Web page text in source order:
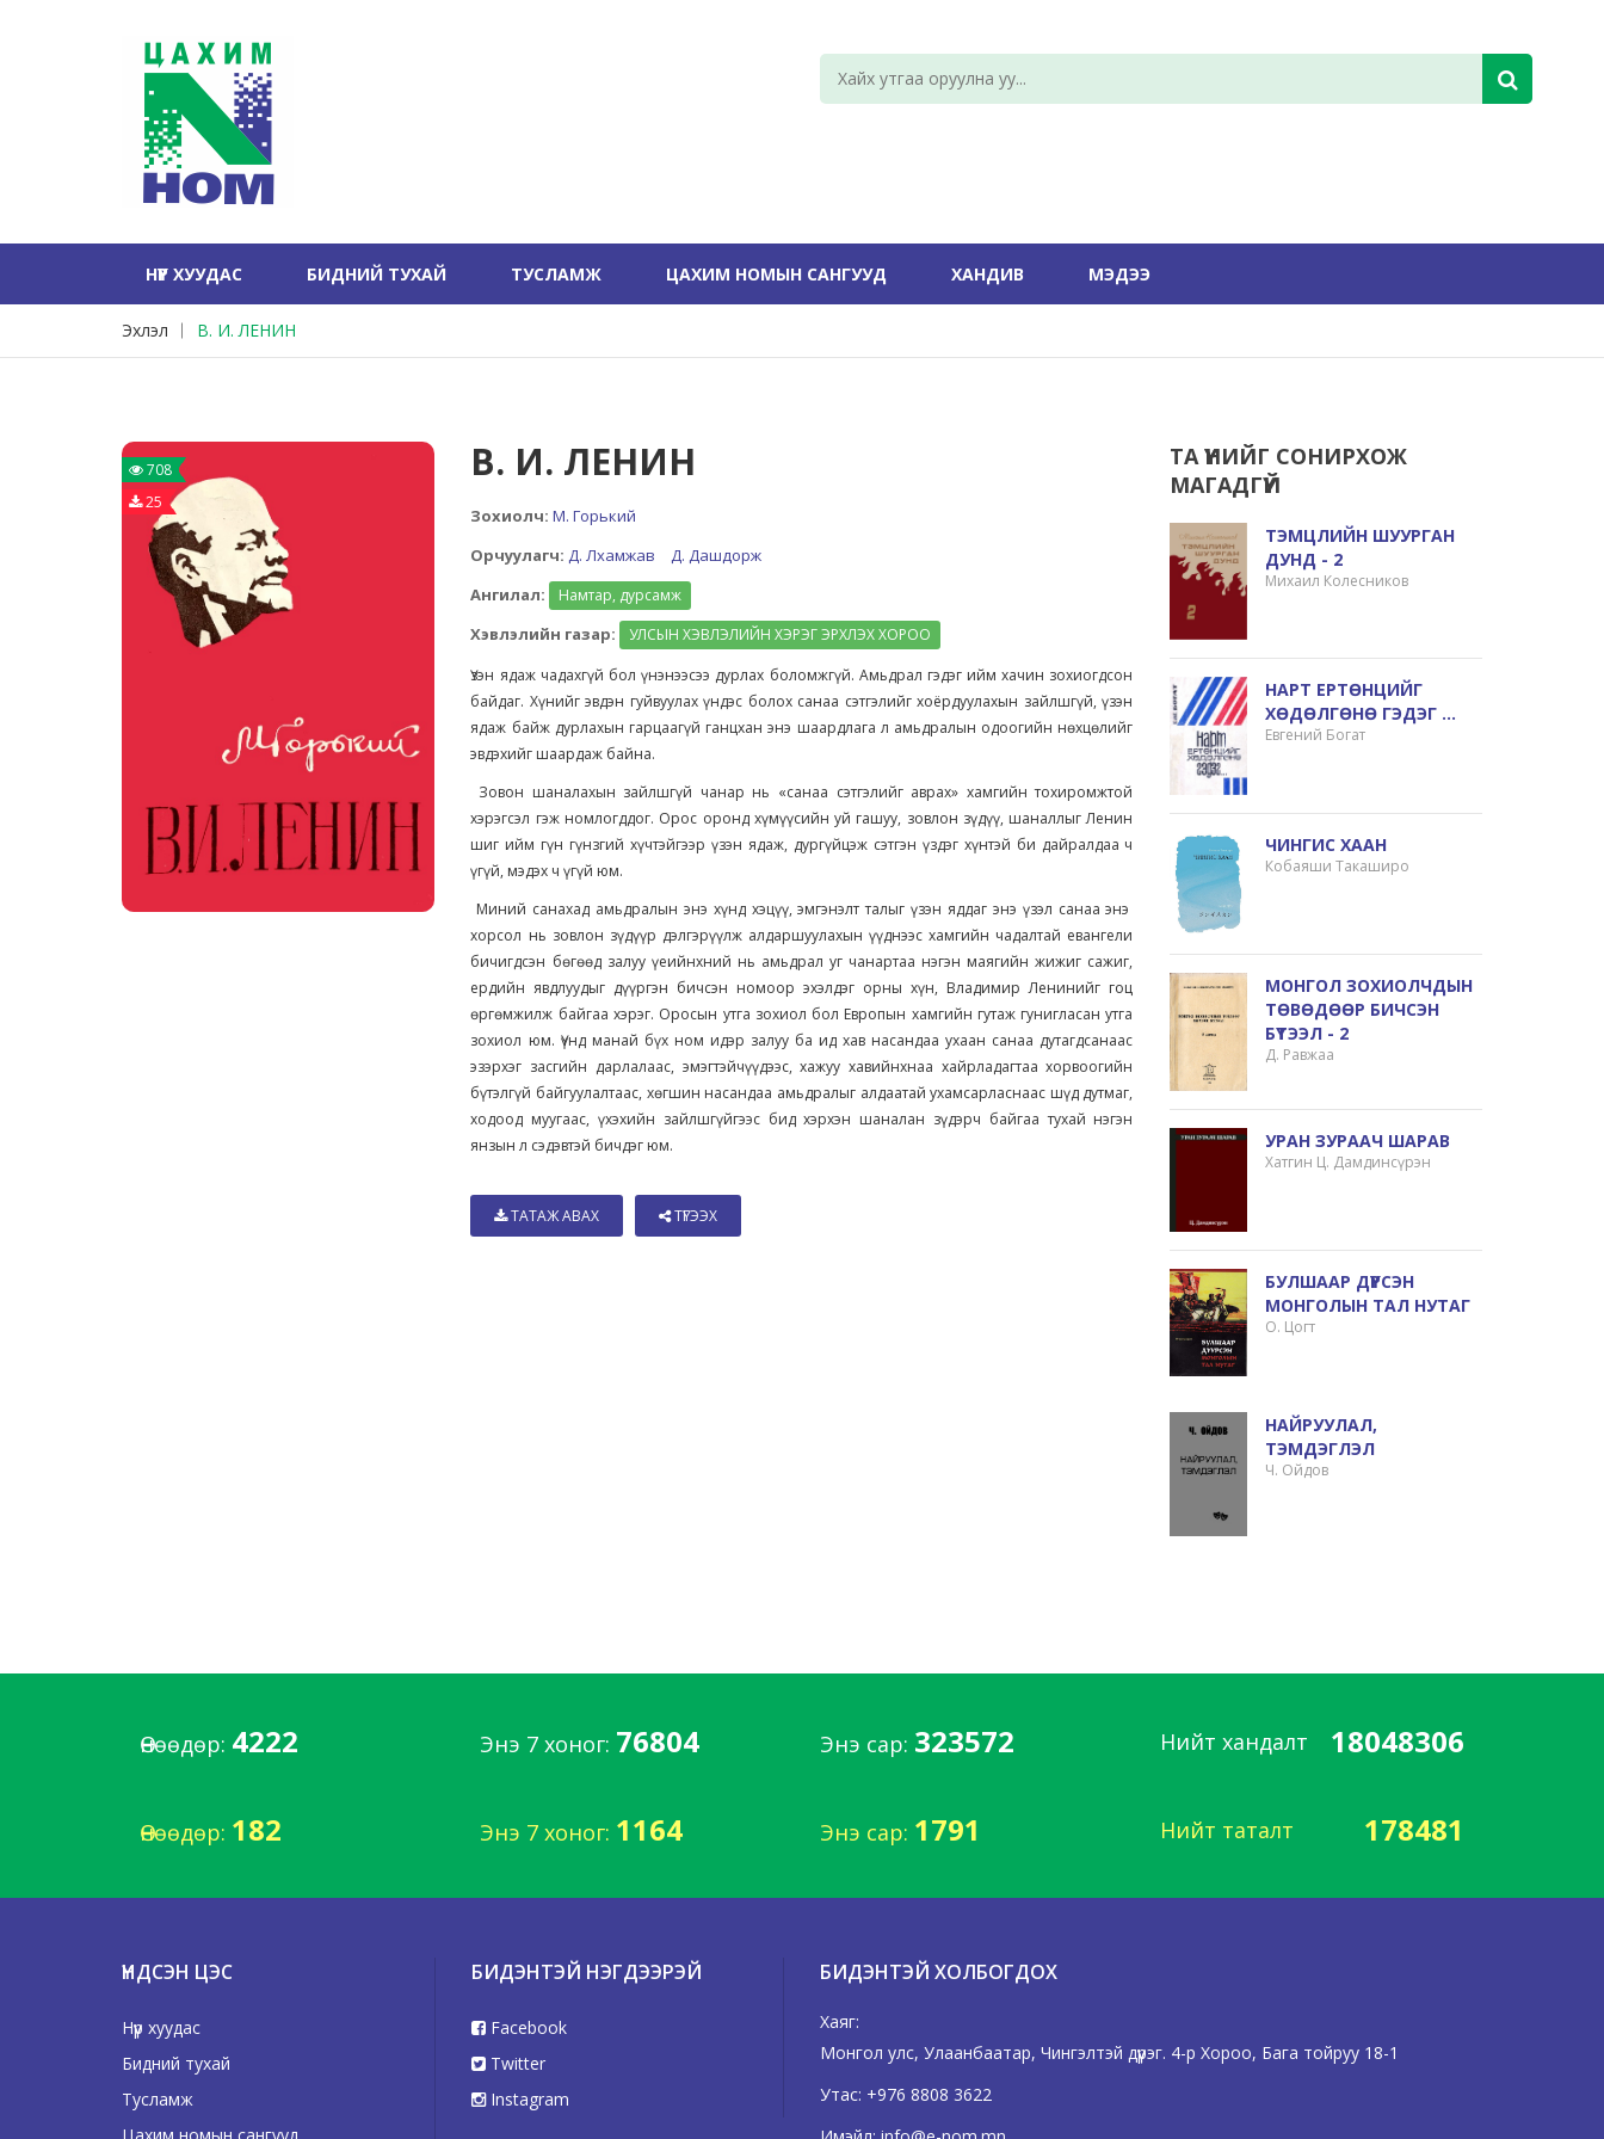
НҮҮР ХУУДАС БИДНИЙ ТУХАЙ ТУСЛАМЖ ЦАХИМ НОМЫН САНГУУД ХАНДИВ МЭДЭЭ
Эхлэл В. И. ЛЕНИН
708
25
В. И. ЛЕНИН
Зохиолч: М. Горький
Орчуулагч: Д. Лхамжав
Д. Дашдорж
Ангилал:
Намтар, дурсамж
Хэвлэлийн газар:
УЛСЫН ХЭВЛЭЛИЙН ХЭРЭГ ЭРХЛЭХ ХОРОО
Үзэн ядаж чадахгүй бол үнэнээсээ дурлах боломжгүй. Амьдрал гэдэг ийм хачин зохиогдсон
байдаг. Хүнийг эвдэн гуйвуулах үндэс болох санаа сэтгэлийг хоёрдуулахын зайлшгүй, үзэн
ядаж байж дурлахын гарцаагүй ганцхан энэ шаардлага л амьдралын одоогийн нөхцөлийг
эвдэхийг шаардаж байна.
Зовон шаналахын зайлшгүй чанар нь «санаа сэтгэлийг аврах» хамгийн тохиромжтой
хэрэгсэл гэж номлогддог. Орос оронд хүмүүсийн уй гашуу, зовлон зүдүү, шаналлыг Ленин
шиг ийм гүн гүнзгий хүчтэйгээр үзэн ядаж, дургүйцэж сэтгэн үздэг хүнтэй би дайралдаа ч
үгүй, мэдэх ч үгүй юм.
Миний санахад амьдралын энэ хүнд хэцүү, эмгэнэлт талыг үзэн яддаг энэ үзэл санаа энэ
хорсол нь зовлон зүдүүр дэлгэрүүлж алдаршуулахын үүднээс хамгийн чадалтай евангели
бичигдсэн бөгөөд залуу үеийнхний нь амьдрал уг чанартаа нэгэн маягийн жижиг сажиг,
ердийн явдлуудыг дүүргэн бичсэн номоор эхэлдэг орны хүн, Владимир Ленинийг гоц
өргөмжилж байгаа хэрэг. Оросын утга зохиол бол Европын хамгийн гутаж гунигласан утга
зохиол юм. Үүнд манай бүх ном идэр залуу ба ид хав насандаа ухаан санаа дутагдсанаас
эзэрхэг засгийн дарлалаас, эмэгтэйчүүдээс, хажуу хавийнхнаа хайрладагтаа хорвоогийн
бүтэлгүй байгуулалтаас, хөгшин насандаа амьдралыг алдаатай ухамсарласнаас шүд дутмаг,
ходоод муугаас, үхэхийн зайлшгүйгээс бид хэрхэн шаналан зүдэрч байгаа тухай нэгэн
янзын л сэдэвтэй бичдэг юм.
ТАТАЖ АВАХ ТҮГЭЭХ
ТА ҮҮНИЙГ СОНИРХОЖ
МАГАДГҮЙ
ТЭМЦЛИЙН ШУУРГАН
ДУНД - 2
Михаил Колесников
НАРТ ЕРТӨНЦИЙГ
ХӨДӨЛГӨНӨ ГЭДЭГ ...
Евгений Богат
ЧИНГИС ХААН
Кобаяши Такаширо
МОНГОЛ ЗОХИОЛЧДЫН
ТӨВӨДӨӨР БИЧСЭН
БҮТЭЭЛ - 2
Д. Равжаа
УРАН ЗУРААЧ ШАРАВ
Хатгин Ц. Дамдинсүрэн
БУЛШААР ДҮҮРСЭН
МОНГОЛЫН ТАЛ НУТАГ
О. Цогт
НАЙРУУЛАЛ,
ТЭМДЭГЛЭЛ
Ч. Ойдов
Өнөөдөр: 4222 Энэ 7 хоног: 76804 Энэ сар: 323572 Нийт хандалт 18048306
Өнөөдөр: 182 Энэ 7 хоног: 1164 Энэ сар: 1791 Нийт таталт 178481
ҮНДСЭН ЦЭС
Нүүр хуудас
Бидний тухай
Тусламж
БИДЭНТЭЙ НЭГДЭЭРЭЙ
Facebook
Twitter
Instagram
БИДЭНТЭЙ ХОЛБОГДОХ
Хаяг:
Монгол улс, Улаанбаатар, Чингэлтэй дүүрэг. 4-р Хороо, Бага тойруу 18-1
Утас: +976 8808 3622